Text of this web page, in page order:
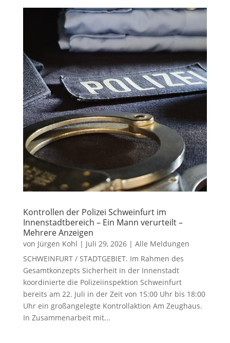
Kontrollen der Polizei Schweinfurt im
Innenstadtbereich – Ein Mann verurteilt –
Mehrere Anzeigen
von Jürgen Kohl | Juli 29, 2026| Alle Meldungen
SCHWEINFURT / STADTGEBIET. Im Rahmen des
Gesamtkonzepts Sicherheit in der Innenstadt
koordinierte die Polizeiinspektion Schweinfurt
bereits am 22. Juli in der Zeit von 15:00 Uhr bis 18:00
Uhr ein großangelegte Kontrollaktion Am Zeughaus.
In Zusammenarbeit mit...